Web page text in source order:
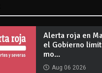
Alerta roja en
el Gobierno
mo...
Aug 06 2026